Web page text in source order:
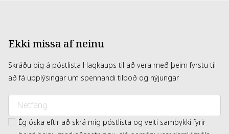
Ekki missa af neinu
Skráðu þig á póstlista Hagkaups til að vera með þeim fyrstu til
að fá upplýsingar um spennandi tilboð og nýjungar
Ég óska eftir að skrá mig póstlista og veiti samþykki fyrir